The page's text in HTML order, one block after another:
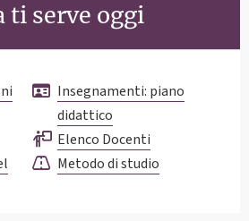
ti serve oggi
Insegnamenti: piano
didattico
Elenco Docenti
Metodo di studio